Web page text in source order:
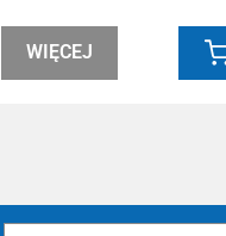
WIĘCEJ